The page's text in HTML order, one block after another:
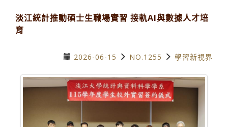
淡江統計推動碩士生職場實習 接軌AI與數據人才培
育
2026-06-15 NO.1255 學習新視界